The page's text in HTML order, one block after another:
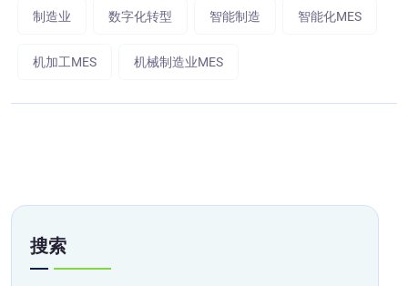
制造业 数字化转型 智能制造 智能化MES
机加工MES 机械制造业MES
搜索